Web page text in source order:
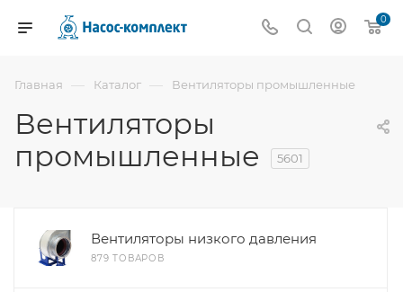
0
Главная — Каталог — Вентиляторы промышленные
Вентиляторы
промышленные
5601
Вентиляторы низкого давления
879 ТОВАРОВ